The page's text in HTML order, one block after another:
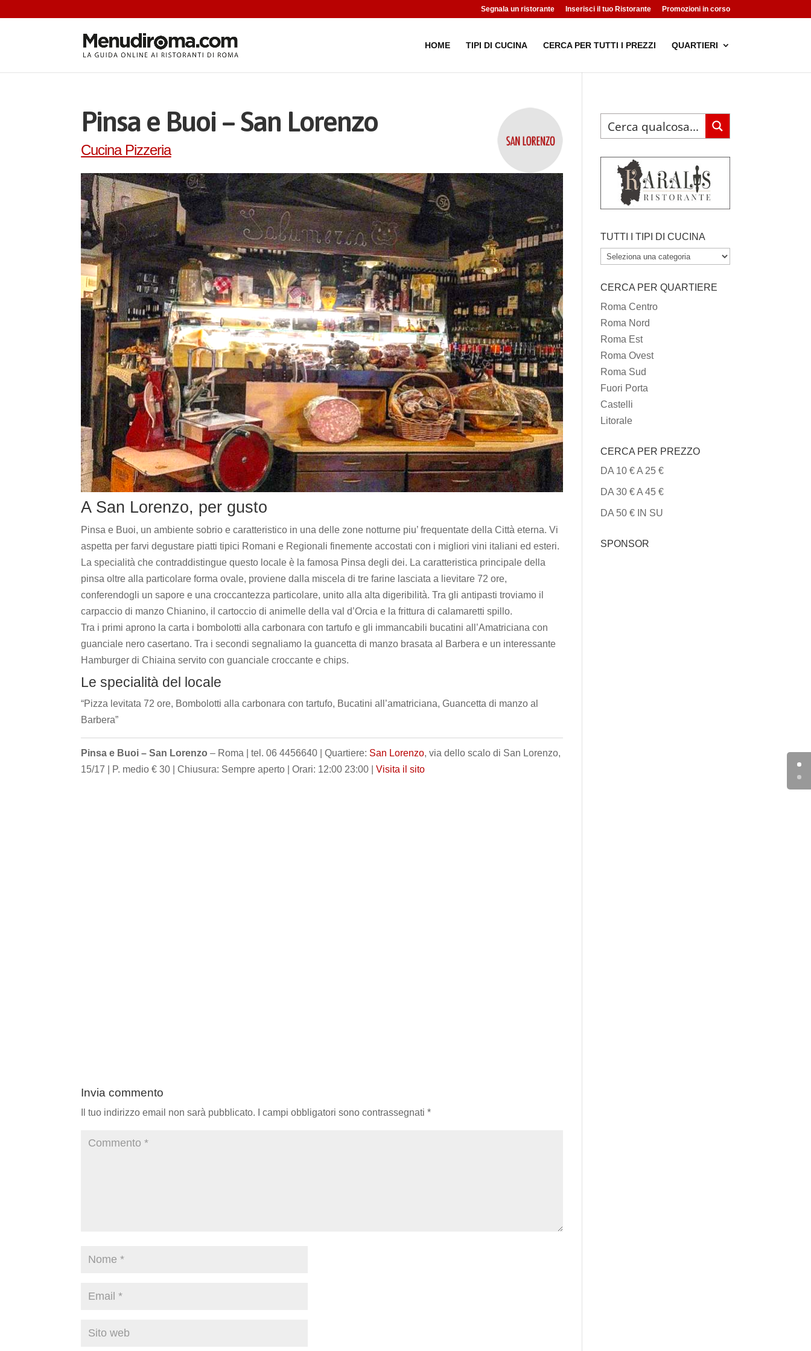
Segnala un ristorante Inserisci il tuo Ristorante Promozioni in corso
HOME TIPI DI CUCINA CERCA PER TUTTI I PREZZI QUARTIERI
Pinsa e Buoi – San Lorenzo
Cucina Pizzeria
A San Lorenzo, per gusto
Pinsa e Buoi, un ambiente sobrio e caratteristico in una delle zone notturne piu’ frequentate della Città eterna. Vi
aspetta per farvi degustare piatti tipici Romani e Regionali finemente accostati con i migliori vini italiani ed esteri.
La specialità che contraddistingue questo locale è la famosa Pinsa degli dei. La caratteristica principale della
pinsa oltre alla particolare forma ovale, proviene dalla miscela di tre farine lasciata a lievitare 72 ore,
conferendogli un sapore e una croccantezza particolare, unito alla alta digeribilità. Tra gli antipasti troviamo il
carpaccio di manzo Chianino, il cartoccio di animelle della val d’Orcia e la frittura di calamaretti spillo.
Tra i primi aprono la carta i bombolotti alla carbonara con tartufo e gli immancabili bucatini all’Amatriciana con
guanciale nero casertano. Tra i secondi segnaliamo la guancetta di manzo brasata al Barbera e un interessante
Hamburger di Chiaina servito con guanciale croccante e chips.
Le specialità del locale
“Pizza levitata 72 ore, Bombolotti alla carbonara con tartufo, Bucatini all’amatriciana, Guancetta di manzo al
Barbera”
Pinsa e Buoi – San Lorenzo – Roma | tel. 06 4456640 | Quartiere: San Lorenzo, via dello scalo di San Lorenzo,
15/17 | P. medio € 30 | Chiusura: Sempre aperto | Orari: 12:00 23:00 |Visita il sito
Invia commento
Il tuo indirizzo email non sarà pubblicato. I campi obbligatori sono contrassegnati*
TUTTI I TIPI DI CUCINA
TUTTI
TIPI
DI
CUCINA
CERCA PER QUARTIERE
Roma Centro
Roma Nord
Roma Est
Roma Ovest
Roma Sud
Fuori Porta
Castelli
Litorale
CERCA PER PREZZO
DA 10 € A 25 €
DA 30 € A 45 €
DA 50 € IN SU
SPONSOR